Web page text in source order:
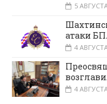
5
атаки
4
4